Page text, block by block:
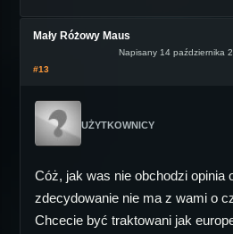
Mały Różowy Maus
Napisany 14 października
#13
UŻYTKOWNICY
Cóż, jak was nie obchodzi opinia
zdecydowanie nie ma z wami o
Chcecie być traktowani jak